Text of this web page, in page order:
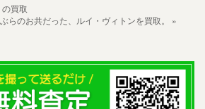
買取
らのお共だった、ルイ・ヴィトンを買取。 »